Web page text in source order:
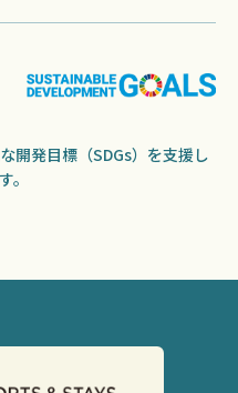
開発目標（SDGs）を支援し
。